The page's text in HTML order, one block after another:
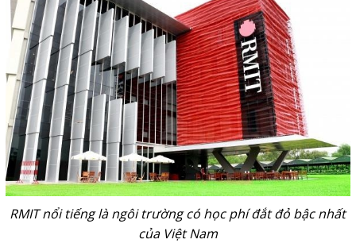
RMIT nổi tiếng là ngôi trường có học phí đắt đỏ bậc nhất
của Việt Nam